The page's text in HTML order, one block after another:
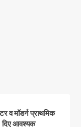
मॉडर्न प्राथमिक
दिए आवश्यक